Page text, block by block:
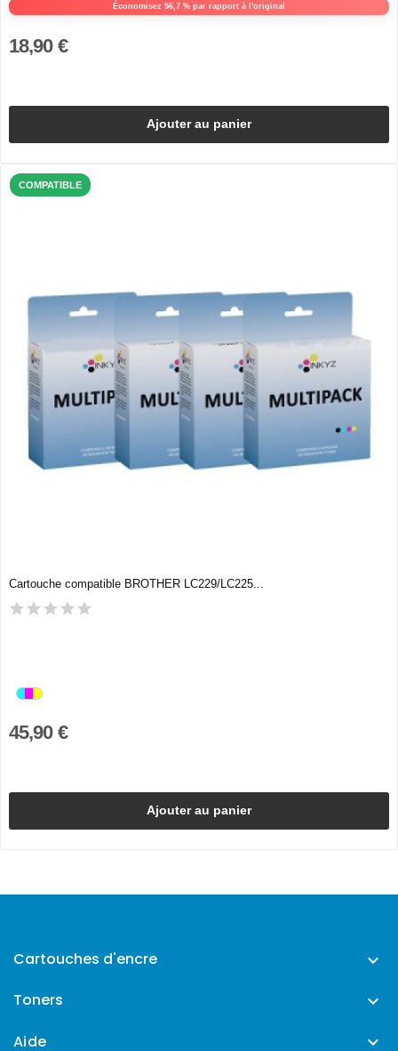
Économisez 56,7 % par rapport à l'original
18,90 €
Ajouter au panier
COMPATIBLE
Cartouche compatible BROTHER LC229/LC225...
45,90 €
Ajouter au panier
Cartouches d'encre 
Toners 
Aide 